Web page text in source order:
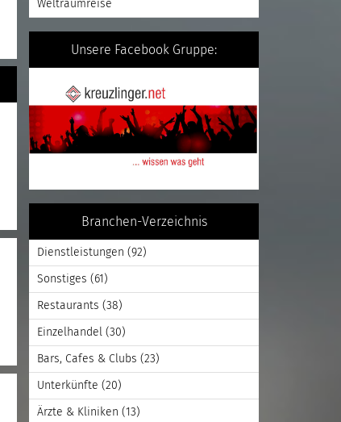
Weltraumreise
Unsere Facebook Gruppe:
Branchen-Verzeichnis
Dienstleistungen (92)
Sonstiges (61)
Restaurants (38)
Einzelhandel (30)
Bars, Cafes & Clubs (23)
Unterkünfte (20)
Ärzte & Kliniken (13)